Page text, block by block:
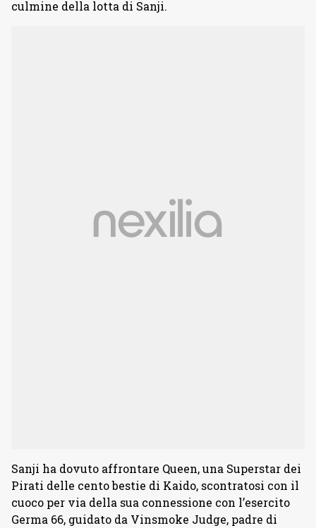
culmine della lotta di Sanji.
Sanji ha dovuto affrontare Queen, una Superstar dei
Pirati delle cento bestie di Kaido, scontratosi con il
cuoco per via della sua connessione con l’esercito
Germa 66, guidato da Vinsmoke Judge, padre di